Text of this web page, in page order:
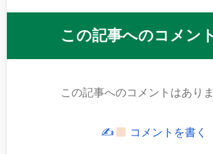
この記事へのコメン
この記事へのコメントはありま
✍ コメントを書く